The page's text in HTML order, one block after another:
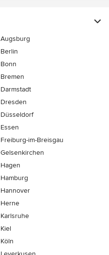
Augsburg
Berlin
Bonn
Bremen
Darmstadt
Dresden
Düsseldorf
Essen
Freiburg-im-Breisgau
Gelsenkirchen
Hagen
Hamburg
Hannover
Herne
Karlsruhe
Kiel
Köln